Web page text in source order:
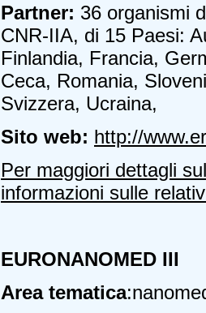
Partner: 36 organismi
CNR-IIA, di 15 Paesi:
Finlandia, Francia,
Ceca, Romania,
Svizzera, Ucraina,
Sito web: http://
Per maggiori dettagli
informazioni sulle
EURONANOMED III
Area tematica